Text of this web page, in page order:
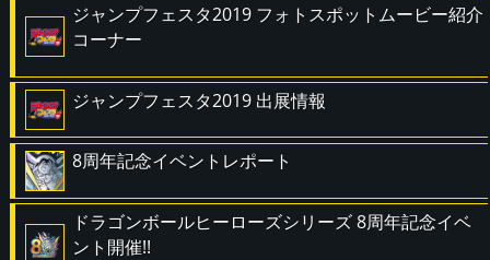
ジャンプフェスタ2019 フォトスポットムービー紹介
コーナー
ジャンプフェスタ2019 出展情報
8周年記念イベントレポート
ドラゴンボールヒーローズシリーズ 8周年記念イベ
ント開催!!